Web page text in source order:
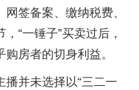
签备案、缴纳税费、
“一锤子”买卖过后，
房者的切身利益。
并未选择以“三二一